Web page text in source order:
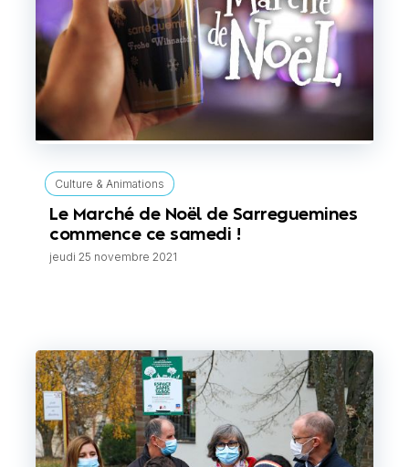
Culture & Animations
Le Marché de Noël de Sarreguemines
commence ce samedi !
jeudi 25 novembre 2021